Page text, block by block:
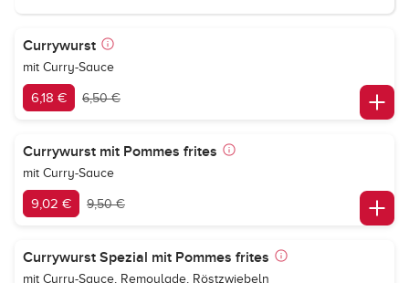
Currywurst
mit Curry-Sauce
6,18 € 6,50 €
Currywurst mit Pommes frites
mit Curry-Sauce
9,02 € 9,50 €
Currywurst Spezial mit Pommes frites
mit Curry-Sauce, Remoulade, Röstzwiebeln